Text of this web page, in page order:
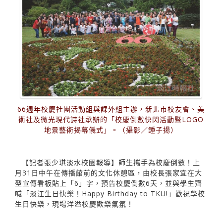
66週年校慶社團活動組與課外組主辦，新北市校友會、美
術社及微光現代詩社承辦的「校慶倒數快閃活動暨LOGO
地景藝術揭幕儀式」。（攝影／鍾子揚）
【記者張少琪淡水校園報導】師生攜手為校慶倒數！上
月31日中午在傳播館前的文化休憩區，由校長張家宜在大
型宣傳看板貼上「6」字，預告校慶倒數6天，並與學生齊
喊「淡江生日快樂！Happy Birthday to TKU!」歡祝學校
生日快樂，現場洋溢校慶歡樂氣氛！